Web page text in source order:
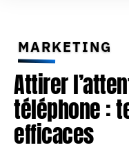
MARKETING
Attirer
téléphone :
efficaces